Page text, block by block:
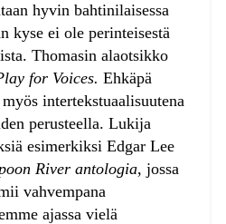
hyvin bahtinilaisessa
kyse ei ole perinteisestä
Thomasin alaotsikko
for Voices. Ehkäpä
intertekstuaalisuutena
perusteella. Lukija
esimerkiksi Edgar Lee
River antologia, jossa
vahvempana
ajassa vielä